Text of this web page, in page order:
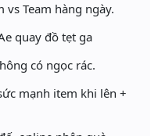
vs Team hàng ngày.
quay đồ tẹt ga
có ngọc rác.
mạnh item khi lên +